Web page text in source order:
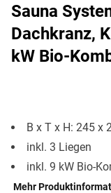
Sauna
Dachkranz,
kW Bio-
B x T x H: 245 x
inkl. 3 Liegen
inkl. 9 kW Bio-
Mehr